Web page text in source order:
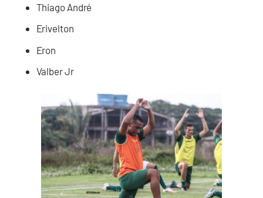
Thiago André
Erivelton
Eron
Valber Jr